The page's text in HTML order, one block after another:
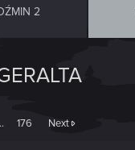
2
176 Next